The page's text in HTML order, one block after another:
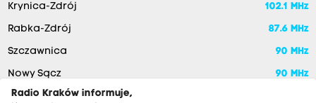
Krynica-Zdrój 102.1 MHz
Rabka-Zdrój 87.6 MHz
Szczawnica 90 MHz
Nowy Sącz
90 MHz
Radio Kraków informuje,